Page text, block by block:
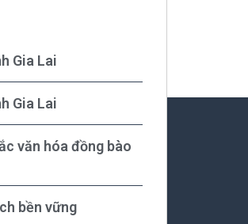
Gia Lai
Gia Lai
văn hóa đồng bào
bền vững